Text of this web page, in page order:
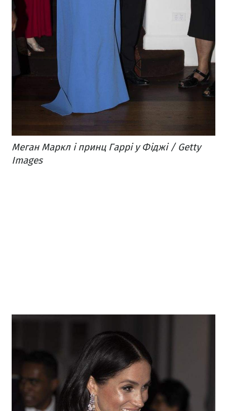
Меган Маркл і принц Гаррі у Фіджі / Getty
Images